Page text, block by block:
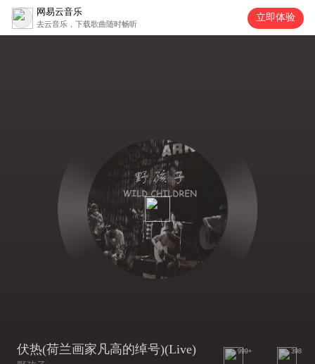
网易云音乐
去云音乐，下载歌曲随时畅听
立即体验
伏热(荷兰画家凡高的绰号)(Live) 999+ 398